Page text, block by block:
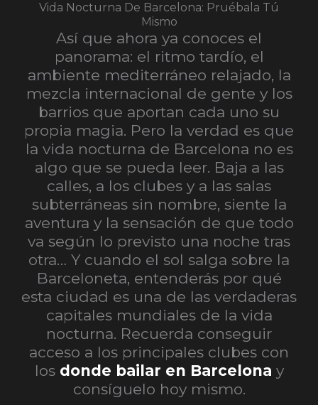
Vida Nocturna De Barcelona: Pruébala Tú
Mismo
Así que ahora ya conoces el
panorama: el ritmo tardío, el
ambiente mediterráneo relajado, la
mezcla internacional de gente y los
barrios que aportan cada uno su
propia magia. Pero la verdad es que
la vida nocturna de Barcelona no es
algo que se pueda leer. Baja a las
calles, a los clubes y a las salas
subterráneas sin nombre, siente la
aventura y la sensación de que todo
va según lo previsto una noche tras
otra… Y cuando el sol salga sobre la
Barceloneta, entenderás por qué
esta ciudad es una de las verdaderas
capitales mundiales de la vida
nocturna. Recuerda conseguir
acceso a los principales clubes con
los donde bailar en Barcelona y
consíguelo hoy mismo.